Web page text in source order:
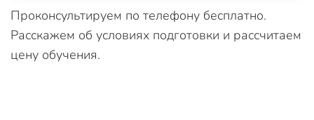
Проконсультируем по телефону бесплатно.
Расскажем об условиях подготовки и рассчитаем
цену обучения.